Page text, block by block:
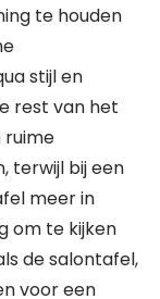
te houden
stijl en
rest van het
ruime
terwijl bij een
meer in
om te kijken
de salontafel,
voor een